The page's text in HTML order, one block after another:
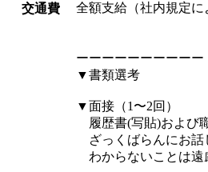
交通費 全額支給（社内規定に
ーーーーーーーーーー
▼書類選考
▼面接（1〜2回）
履歴書(写貼)および
ざっくばらんにお話
わからないことは遠